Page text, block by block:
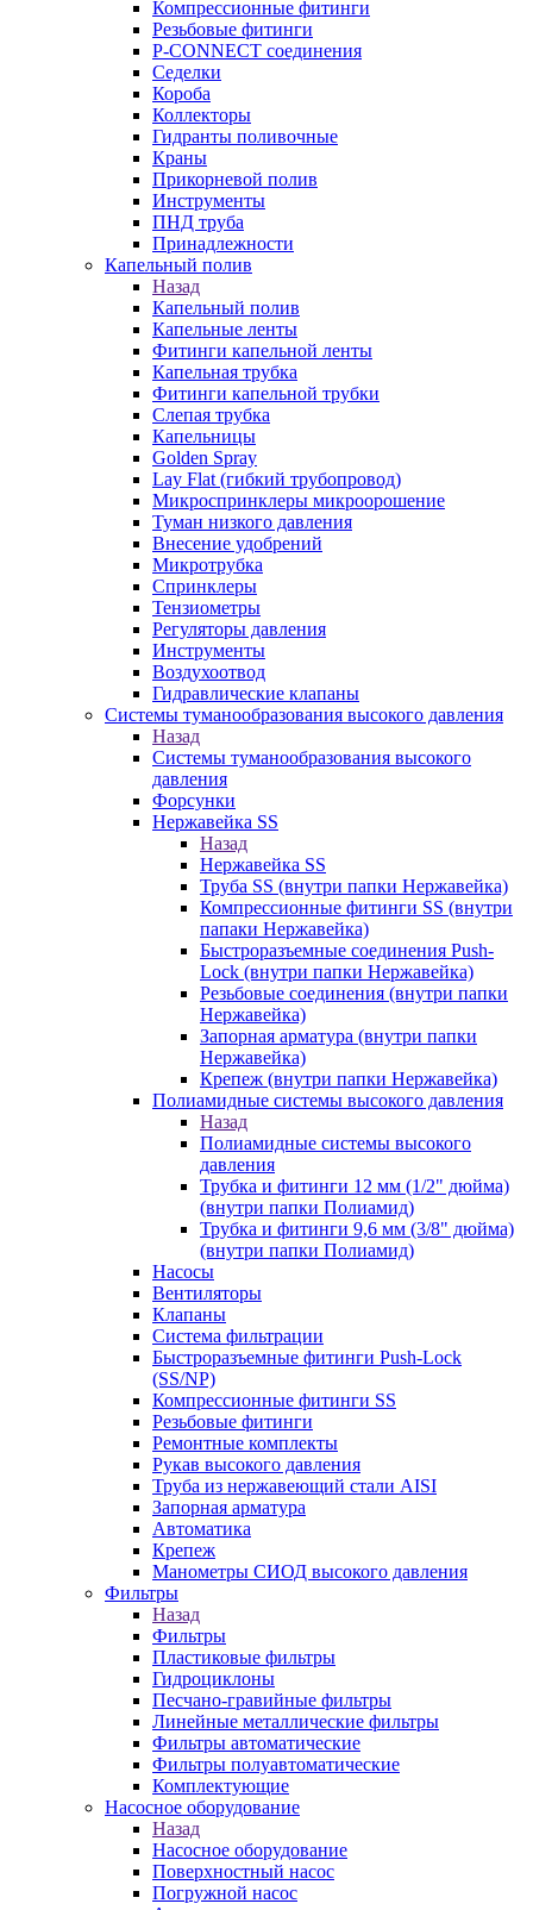
Компрессионные фитинги
Резьбовые фитинги
P-CONNECT соединения
Седелки
Короба
Коллекторы
Гидранты поливочные
Краны
Прикорневой полив
Инструменты
ПНД труба
Принадлежности
Капельный полив
Назад
Капельный полив
Капельные ленты
Фитинги капельной ленты
Капельная трубка
Фитинги капельной трубки
Слепая трубка
Капельницы
Golden Spray
Lay Flat (гибкий трубопровод)
Микроспринклеры микроорошение
Туман низкого давления
Внесение удобрений
Микротрубка
Спринклеры
Тензиометры
Регуляторы давления
Инструменты
Воздухоотвод
Гидравлические клапаны
Системы туманообразования высокого давления
Назад
Системы туманообразования высокого
давления
Форсунки
Нержавейка SS
Назад
Нержавейка SS
Труба SS (внутри папки Нержавейка)
Компрессионные фитинги SS (внутри
папаки Нержавейка)
Быстроразъемные соединения Push-
Lock (внутри папки Нержавейка)
Резьбовые соединения (внутри папки
Нержавейка)
Запорная арматура (внутри папки
Нержавейка)
Крепеж (внутри папки Нержавейка)
Полиамидные системы высокого давления
Назад
Полиамидные системы высокого
давления
Трубка и фитинги 12 мм (1/2" дюйма)
(внутри папки Полиамид)
Трубка и фитинги 9,6 мм (3/8" дюйма)
(внутри папки Полиамид)
Насосы
Вентиляторы
Клапаны
Система фильтрации
Быстроразъемные фитинги Push-Lock
(SS/NP)
Компрессионные фитинги SS
Резьбовые фитинги
Ремонтные комплекты
Рукав высокого давления
Труба из нержавеющий стали AISI
Запорная арматура
Автоматика
Крепеж
Манометры СИОД высокого давления
Фильтры
Назад
Фильтры
Пластиковые фильтры
Гидроциклоны
Песчано-гравийные фильтры
Линейные металлические фильтры
Фильтры автоматические
Фильтры полуавтоматические
Комплектующие
Насосное оборудование
Назад
Насосное оборудование
Поверхностный насос
Погружной насос